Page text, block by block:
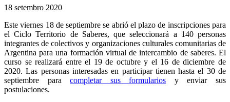
18 setembro 2020
Este viernes 18 de septiembre se abrió el plazo de inscripciones para
el Ciclo Territorio de Saberes, que seleccionará a 140 personas
integrantes de colectivos y organizaciones culturales comunitarias de
Argentina para una formación virtual de intercambio de saberes. El
curso se realizará entre el 19 de octubre y el 16 de diciembre de
2020. Las personas interesadas en participar tienen hasta el 30 de
septiembre paracompletar sus formularios y enviar sus
postulaciones.